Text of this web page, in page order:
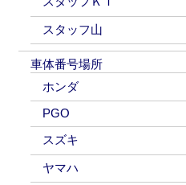
スタッフ山
車体番号場所
ホンダ
PGO
スズキ
ヤマハ